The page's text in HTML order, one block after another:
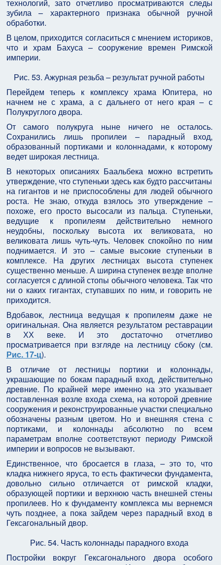
технологий, зато отчетливо просматриваются следы
зубила – характерного признака обычной ручной
обработки.
В целом, приходится согласиться с мнением историков,
что и храм Бахуса – сооружение времен Римской
империи.
Рис. 53. Ажурная резьба – результат ручной работы
Перейдем теперь к комплексу храма Юпитера, но
начнем не с храма, а с дальнего от него края – с
Полукруглого двора.
От самого полукруга ныне ничего не осталось.
Сохранились лишь пропилеи – парадный вход,
образованный портиками и колоннадами, к которому
ведет широкая лестница.
В некоторых описаниях Баальбека можно встретить
утверждение, что ступеньки здесь как будто рассчитаны
на гигантов и не приспособлены для людей обычного
роста. Не знаю, откуда взялось это утверждение –
похоже, его просто высосали из пальца. Ступеньки,
ведущие к пропилеям действительно немного
неудобны, поскольку высота их великовата, но
великовата лишь чуть-чуть. Человек спокойно по ним
поднимается. И это – самые высокие ступеньки в
комплексе. На других лестницах высота ступенек
существенно меньше. А ширина ступенек везде вполне
согласуется с длиной стопы обычного человека. Так что
ни о каких гигантах, ступавших по ним, и говорить не
приходится.
Вдобавок, лестница ведущая к пропилеям даже не
оригинальная. Она является результатом реставрации
в ХХ веке. И это достаточно отчетливо
просматривается при взгляде на лестницу сбоку (см.
Рис. 17-ц).
В отличие от лестницы портики и колоннады,
украшающие по бокам парадный вход, действительно
древние. По крайней мере именно на это указывает
поставленная возле входа схема, на которой древние
сооружения и реконструированные участки специально
обозначены разным цветом. Но и внешняя стена с
портиками, и колоннады абсолютно по всем
параметрам вполне соответствуют периоду Римской
империи и вопросов не вызывают.
Единственное, что бросается в глаза, – это то, что
кладка нижнего яруса, то есть фактически фундамента,
довольно сильно отличается от римской кладки,
образующей портики и верхнюю часть внешней стены
пропилеев. Но к фундаменту комплекса мы вернемся
чуть позднее, а пока зайдем через парадный вход в
Гексагональный двор.
Рис. 54. Часть колоннады парадного входа
Постройки вокруг Гексагонального двора особого